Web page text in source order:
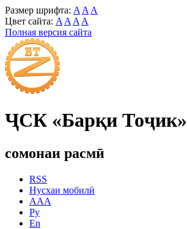
Размер шрифта: A A A
Цвет сайта: A A A A
Полная версия сайта
ҶСК «Барқи Тоҷик»
сомонаи расмӣ
RSS
Нусхаи мобилӣ
AAA
Ру
En